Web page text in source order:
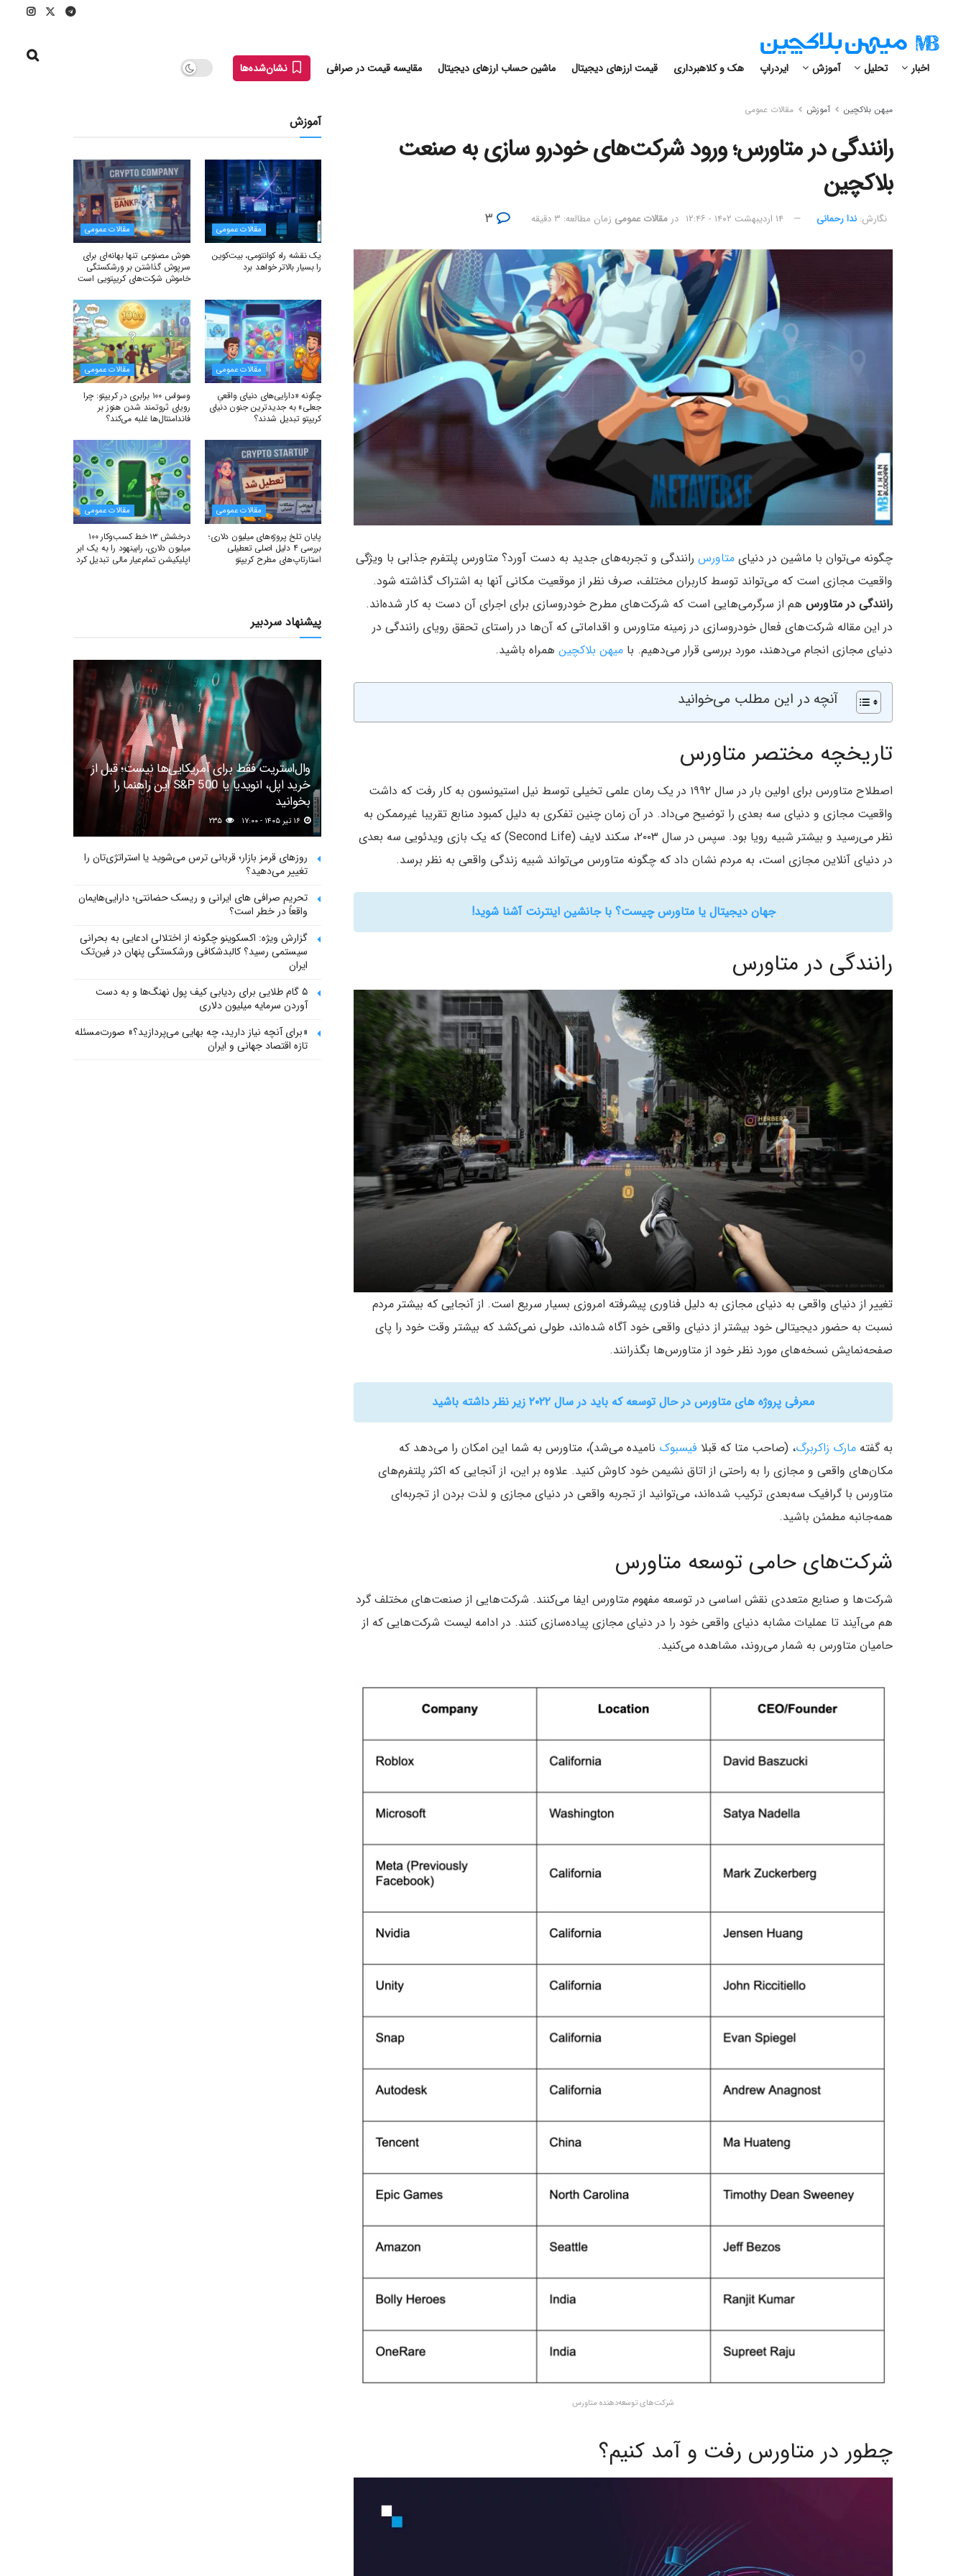
اخبار تحلیل آموزش ایردراپ هک و کلاهبرداری قیمت ارزهای دیجیتال ماشین حساب ارزهای دیجیتال مقایسه قیمت در صرافی نشان‌شده‌ها
میهن بلاکچین آموزش مقالات عمومی
رانندگی در متاورس؛ ورود شرکت‌های خودرو سازی به صنعت
بلاکچین
نگارش:‌ ندا رحمانی ۱۴ اردیبهشت ۱۴۰۲ - ۱۲:۴۶ در مقالات عمومی زمان مطالعه: ۳ دقیقه
چگونه می‌توان با ماشین در دنیای متاورس رانندگی و تجربه‌های جدید به دست آورد؟ متاورس پلتفرم جذابی با ویژگی
واقعیت مجازی است که می‌تواند توسط کاربران مختلف، صرف نظر از موقعیت مکانی آنها به اشتراک گذاشته شود.
رانندگی در متاورس هم از سرگرمی‌هایی است که شرکت‌های مطرح خودروسازی برای اجرای آن دست به کار شده‌اند.
در این مقاله شرکت‌های فعال خودرو‌سازی در زمینه متاورس و اقداماتی که آن‌ها در راستای تحقق رویای رانندگی در
دنیای مجازی انجام می‌دهند، مورد بررسی قرار می‌دهیم. با میهن بلاکچین همراه باشید.
آنچه در این مطلب می‌خوانید
تاریخچه مختصر متاورس
اصطلاح متاورس برای اولین بار در سال ۱۹۹۲ در یک رمان علمی تخیلی توسط نیل استیونسون به کار رفت که داشت
واقعیت مجازی و دنیای سه بعدی را توضیح می‌داد. در آن زمان چنین تفکری به دلیل کمبود منابع تقریبا غیرممکن به
نظر می‌رسید و بیشتر شبیه رویا بود. سپس در سال ۲۰۰۳، سکند لایف (Second Life) که یک بازی ویدئویی سه بعدی
در دنیای آنلاین مجازی است، به مردم نشان داد که چگونه متاورس می‌تواند شبیه زندگی واقعی به نظر برسد.
جهان دیجیتال یا متاورس چیست؟ با جانشین اینترنت آشنا شوید!
رانندگی در متاورس
تغییر از دنیای واقعی به دنیای مجازی به دلیل فناوری پیشرفته امروزی بسیار سریع است. از آنجایی که بیشتر مردم
نسبت به حضور دیجیتالی خود بیشتر از دنیای واقعی خود آگاه شده‌اند، طولی نمی‌کشد که بیشتر وقت خود را پای
صفحه‌نمایش نسخه‌های مورد نظر خود از متاورس‌ها بگذرانند.
معرفی پروژه های متاورس در حال توسعه که باید در سال ۲۰۲۲ زیر نظر داشته باشید
به گفته مارک زاکربرگ، (صاحب متا که قبلا فیسبوک نامیده می‌شد)، متاورس به شما این امکان را می‌دهد که
مکان‌های واقعی و مجازی را به راحتی از اتاق نشیمن خود کاوش کنید. علاوه بر این، از آنجایی که اکثر پلتفرم‌های
متاورس با گرافیک سه‌بعدی ترکیب شده‌اند، می‌توانید از تجربه واقعی در دنیای مجازی و لذت بردن از تجربه‌ای
همه‌جانبه مطمئن باشید.
شرکت‌های حامی توسعه متاورس
شرکت‌ها و صنایع متعددی نقش اساسی در توسعه مفهوم متاورس ایفا می‌کنند. شرکت‌هایی از صنعت‌های مختلف گرد
هم می‌آیند تا عملیات مشابه دنیای واقعی خود را در دنیای مجازی پیاده‌سازی کنند. در ادامه لیست شرکت‌هایی که از
حامیان متاورس به شمار می‌روند، مشاهده می‌کنید.
شرکت‌های توسعه‌دهنده متاورس
چطور در متاورس رفت و آمد کنیم؟
آموزش
مقالات عمومی
یک نقشه راه کوانتومی، بیت‌کوین
را بسیار بالاتر خواهد برد
مقالات عمومی
هوش مصنوعی تنها بهانه‌ای برای
سرپوش گذاشتن بر ورشکستگی
خاموش شرکت‌های کریپتویی است
مقالات عمومی
چگونه «دارایی‌های دنیای واقعیِ
جعلی» به جدیدترین جنون دنیای
کریپتو تبدیل شدند؟
مقالات عمومی
وسواس ۱۰۰ برابری در کریپتو: چرا
رویای ثروتمند شدن هنوز بر
فاندامنتال‌ها غلبه می‌کند؟
مقالات عمومی
پایان تلخ پروژه‌های میلیون دلاری؛
بررسی ۴ دلیل اصلی تعطیلی
استارتاپ‌های مطرح کریپتو
مقالات عمومی
درخشش ۱۳ خط کسب‌وکار ۱۰۰
میلیون دلاری، رابینهود را به یک ابر
اپلیکیشن تمام‌عیار مالی تبدیل کرد
پیشنهاد سردبیر
وال‌استریت فقط برای آمریکایی‌ها نیست؛ قبل از
خرید اپل، انویدیا یا S&P 500 این راهنما را
بخوانید
روزهای قرمز بازار؛ قربانی ترس می‌شوید یا استراتژی‌تان را
تغییر می‌دهید؟
تحریم صرافی های ایرانی و ریسک حضانتی؛ دارایی‌هایمان
واقعاً در خطر است؟
گزارش ویژه: اکسکوینو چگونه از اختلالی ادعایی به بحرانی
سیستمی رسید؟ کالبدشکافی ورشکستگی پنهان در فین‌تک
ایران
۵ گام طلایی برای ردیابی کیف پول‌ نهنگ‌ها و به دست
آوردن سرمایه میلیون دلاری
«برای آنچه نیاز دارید، چه بهایی می‌پردازید؟» صورت‌مسئله
تازه اقتصاد جهانی و ایران